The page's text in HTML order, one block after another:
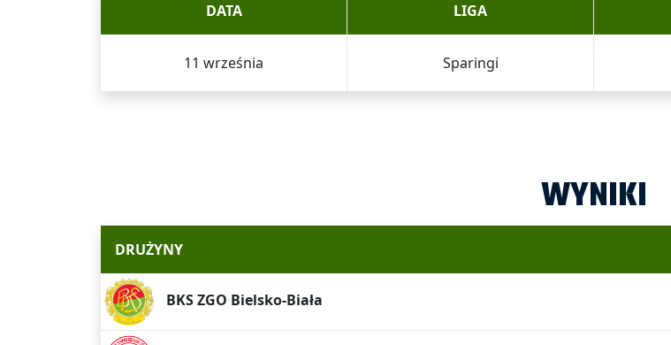
DATA
11 września
LIGA
Sparingi
WYNIKI
DRUŻYNY
BKS ZGO Bielsko-Biała